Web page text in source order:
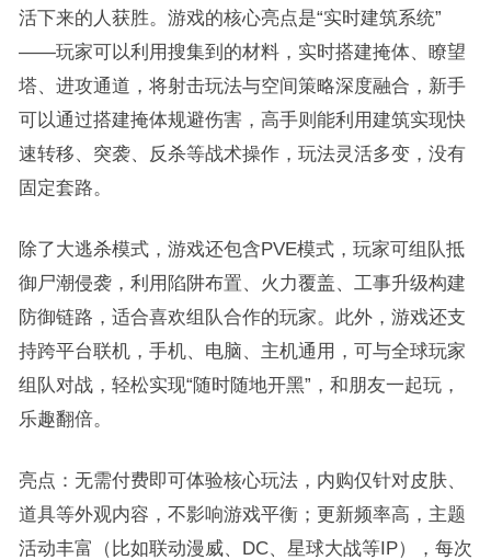
活下来的人获胜。游戏的核心亮点是“实时建筑系统”
——玩家可以利用搜集到的材料，实时搭建掩体、瞭望
塔、进攻通道，将射击玩法与空间策略深度融合，新手
可以通过搭建掩体规避伤害，高手则能利用建筑实现快
速转移、突袭、反杀等战术操作，玩法灵活多变，没有
固定套路。
除了大逃杀模式，游戏还包含PVE模式，玩家可组队抵
御尸潮侵袭，利用陷阱布置、火力覆盖、工事升级构建
防御链路，适合喜欢组队合作的玩家。此外，游戏还支
持跨平台联机，手机、电脑、主机通用，可与全球玩家
组队对战，轻松实现“随时随地开黑”，和朋友一起玩，
乐趣翻倍。
亮点：无需付费即可体验核心玩法，内购仅针对皮肤、
道具等外观内容，不影响游戏平衡；更新频率高，主题
活动丰富（比如联动漫威、DC、星球大战等IP），每次